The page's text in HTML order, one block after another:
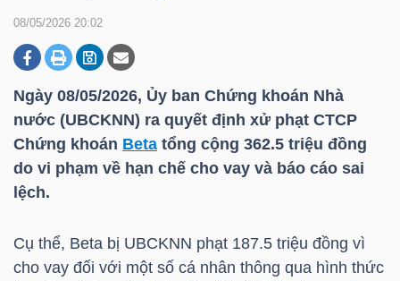
08/05/2026 20:02
Ngày 08/05/2026, Ủy ban Chứng khoán Nhà
nước (UBCKNN) ra quyết định xử phạt CTCP
Chứng khoán Beta tổng cộng 362.5 triệu đồng
do vi phạm về hạn chế cho vay và báo cáo sai
lệch.
Cụ thể, Beta bị UBCKNN phạt 187.5 triệu đồng vì
cho vay đối với một số cá nhân thông qua hình thức
DOANH
NGHIỆP